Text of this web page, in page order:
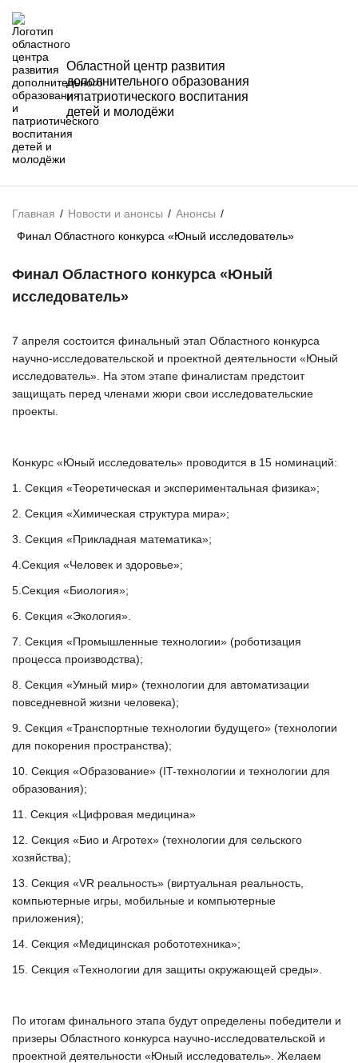
Областной центр развития
дополнительного образования
и патриотического воспитания
детей и молодёжи
Главная / Новости и анонсы / Анонсы /
Финал Областного конкурса «Юный исследователь»
Финал Областного конкурса «Юный
исследователь»
7 апреля состоится финальный этап Областного конкурса
научно-исследовательской и проектной деятельности «Юный
исследователь». На этом этапе финалистам предстоит
защищать перед членами жюри свои исследовательские
проекты.
Конкурс «Юный исследователь» проводится в 15 номинаций:
1. Секция «Теоретическая и экспериментальная физика»;
2. Секция «Химическая структура мира»;
3. Секция «Прикладная математика»;
4.Секция «Человек и здоровье»;
5.Секция «Биология»;
6. Секция «Экология».
7. Секция «Промышленные технологии» (роботизация
процесса производства);
8. Секция «Умный мир» (технологии для автоматизации
повседневной жизни человека);
9. Секция «Транспортные технологии будущего» (технологии
для покорения пространства);
10. Секция «Образование» (IT-технологии и технологии для
образования);
11. Секция «Цифровая медицина»
12. Секция «Био и Агротех» (технологии для сельского
хозяйства);
13. Секция «VR реальность» (виртуальная реальность,
компьютерные игры, мобильные и компьютерные
приложения);
14. Секция «Медицинская робототехника»;
15. Секция «Технологии для защиты окружающей среды».
По итогам финального этапа будут определены победители и
призеры Областного конкурса научно-исследовательской и
проектной деятельности «Юный исследователь». Желаем